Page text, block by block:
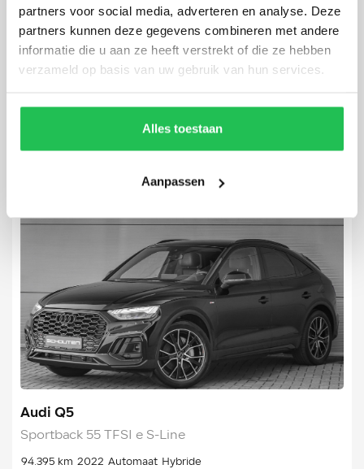
partners voor social media, adverteren en analyse. Deze
partners kunnen deze gegevens combineren met andere
informatie die u aan ze heeft verstrekt of die ze hebben
verzameld op basis van uw gebruik van hun services.
Alles toestaan
Aanpassen
Audi Q4 Sportback e-tron
50 Quattro S-Line 77 kWh
Audi Q5
Sportback 55 TFSI e S-Line
94.395 km 2022 Automaat Hybride